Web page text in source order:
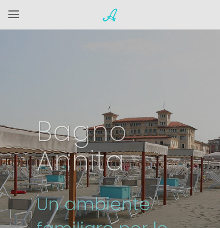
Bagno
Annita
Un ambiente